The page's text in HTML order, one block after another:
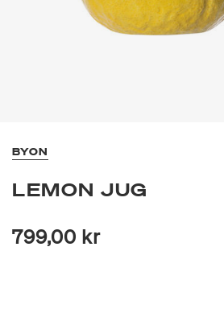
BYON
LEMON JUG
799,00 kr